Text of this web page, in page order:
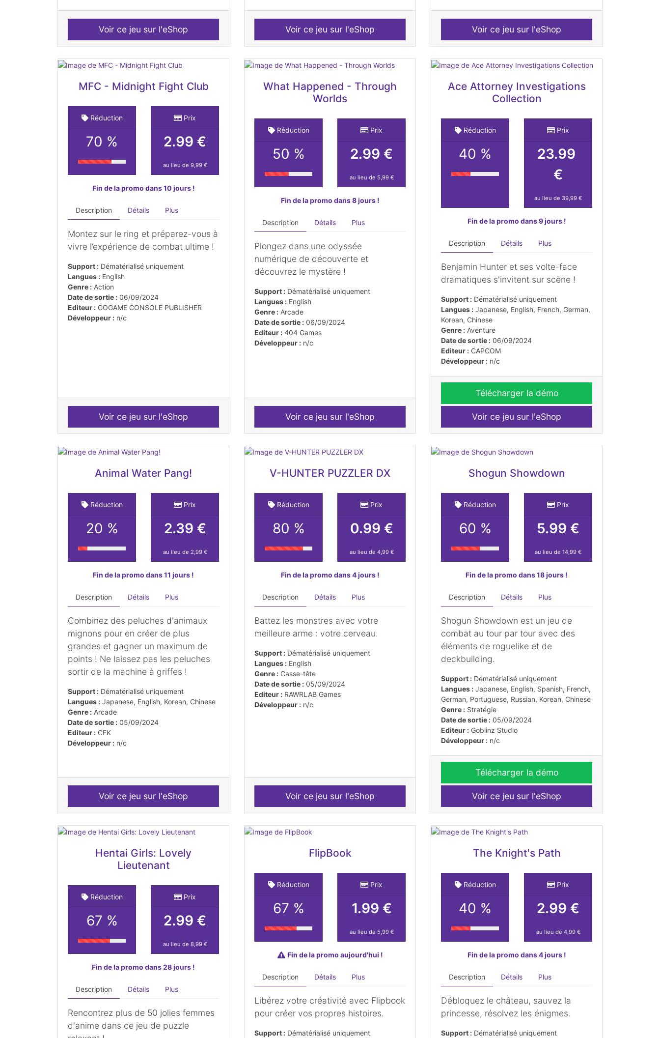
Voir ce jeu sur l'eShop Voir ce jeu sur l'eShop Voir ce jeu sur l'eShop
MFC - Midnight Fight Club
Réduction
70 %
Prix
2.99 €
au lieu de 9,99 €
Fin de la promo dans 10 jours !
Description Détails Plus
Montez sur le ring et préparez-vous à
vivre l’expérience de combat ultime !
Support : Dématérialisé uniquement
Langues : English
Genre : Action
Date de sortie : 06/09/2024
Editeur : GOGAME CONSOLE PUBLISHER
Développeur : n/c
Voir ce jeu sur l'eShop
What Happened - Through
Worlds
Réduction
50 %
Prix
2.99 €
au lieu de 5,99 €
Fin de la promo dans 8 jours !
Description Détails Plus
Plongez dans une odyssée
numérique de découverte et
découvrez le mystère !
Support : Dématérialisé uniquement
Langues : English
Genre : Arcade
Date de sortie : 06/09/2024
Editeur : 404 Games
Développeur : n/c
Voir ce jeu sur l'eShop
Ace Attorney Investigations
Collection
Réduction
40 %
Prix
23.99
€
au lieu de 39,99 €
Fin de la promo dans 9 jours !
Description Détails Plus
Benjamin Hunter et ses volte-face
dramatiques s'invitent sur scène !
Support : Dématérialisé uniquement
Langues : Japanese, English, French, German,
Korean, Chinese
Genre : Aventure
Date de sortie : 06/09/2024
Editeur : CAPCOM
Développeur : n/c
Télécharger la démo
Voir ce jeu sur l'eShop
Animal Water Pang!
Réduction
20 %
Prix
2.39 €
au lieu de 2,99 €
Fin de la promo dans 11 jours !
Description Détails Plus
Combinez des peluches d'animaux
mignons pour en créer de plus
grandes et gagner un maximum de
points ! Ne laissez pas les peluches
sortir de la machine à griffes !
Support : Dématérialisé uniquement
Langues : Japanese, English, Korean, Chinese
Genre : Arcade
Date de sortie : 05/09/2024
Editeur : CFK
Développeur : n/c
Voir ce jeu sur l'eShop
V-HUNTER PUZZLER DX
Réduction
80 %
Prix
0.99 €
au lieu de 4,99 €
Fin de la promo dans 4 jours !
Description Détails Plus
Battez les monstres avec votre
meilleure arme : votre cerveau.
Support : Dématérialisé uniquement
Langues : English
Genre : Casse-tête
Date de sortie : 05/09/2024
Editeur : RAWRLAB Games
Développeur : n/c
Voir ce jeu sur l'eShop
Shogun Showdown
Réduction
60 %
Prix
5.99 €
au lieu de 14,99 €
Fin de la promo dans 18 jours !
Description Détails Plus
Shogun Showdown est un jeu de
combat au tour par tour avec des
éléments de roguelike et de
deckbuilding.
Support : Dématérialisé uniquement
Langues : Japanese, English, Spanish, French,
German, Portuguese, Russian, Korean, Chinese
Genre : Stratégie
Date de sortie : 05/09/2024
Editeur : Goblinz Studio
Développeur : n/c
Télécharger la démo
Voir ce jeu sur l'eShop
Hentai Girls: Lovely
Lieutenant
Réduction
67 %
Prix
2.99 €
au lieu de 8,99 €
Fin de la promo dans 28 jours !
Description Détails Plus
Rencontrez plus de 50 jolies femmes
d'anime dans ce jeu de puzzle
FlipBook
Réduction
67 %
Prix
1.99 €
au lieu de 5,99 €
Fin de la promo aujourd'hui !
Description Détails Plus
Libérez votre créativité avec Flipbook
pour créer vos propres histoires.
Support : Dématérialisé uniquement
The Knight's Path
Réduction
40 %
Prix
2.99 €
au lieu de 4,99 €
Fin de la promo dans 4 jours !
Description Détails Plus
Débloquez le château, sauvez la
princesse, résolvez les énigmes.
Support : Dématérialisé uniquement